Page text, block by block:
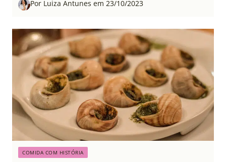
Por Luiza Antunes em 23/10/2023
COMIDA COM HISTÓRIA